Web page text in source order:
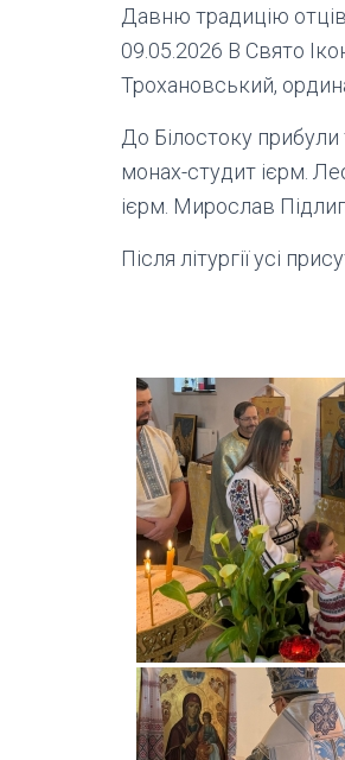
Давню традицію
09.05.2026 В Свято
Трохановський,
До Білостоку
монах-студит ієрм.
ієрм. Мирослав
Після літургії усі